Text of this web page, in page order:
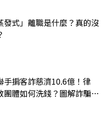
發式」離職是什麼？真的沒
手掮客詐慈濟10.6億！律
團體如何洗錢？圖解詐騙關